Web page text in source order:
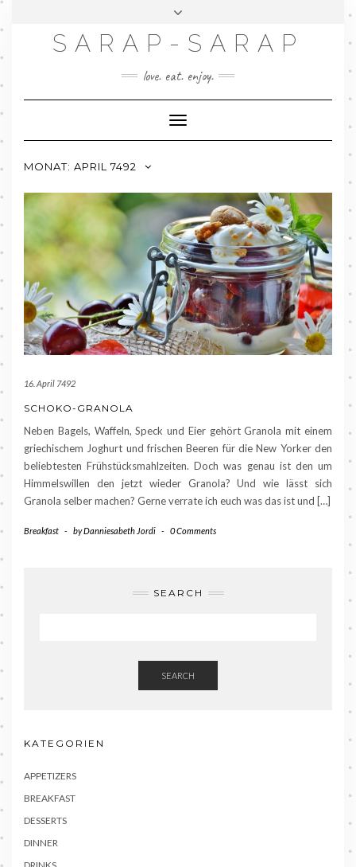
FACEBOOKINSTAGRAM
GOOGLE+LINKEDIN
PINTEREST
TWITTERMAIL
ABOUT
CONTACT
JORDI FOTO
SARAP-SARAP
love. eat. enjoy.
Toggle
Navigation
MONAT: APRIL 7492
16. April 7492
SCHOKO-GRANOLA
Neben Bagels, Waffeln, Speck und Eier gehört Granola mit einem
griechischem Joghurt und frischen Beeren für die New Yorker den
beliebtesten Frühstücksmahlzeiten. Doch was genau ist den um
Himmelswillen den jetzt wieder Granola? Und wie lässt sich
Granola selber machen? Gerne verrate ich euch was das ist und […]
Breakfast - byDanniesabeth Jordi - 0 Comments
SEARCH
SEARCH
KATEGORIEN
APPETIZERS
BREAKFAST
DESSERTS
DINNER